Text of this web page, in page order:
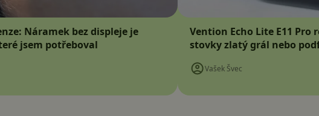
Náramek bez displeje je
jsem potřeboval
Vention Echo Lite E11 Pro
stovky zlatý grál nebo
Vašek Švec